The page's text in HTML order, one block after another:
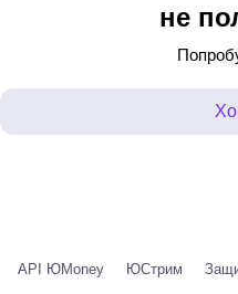
не
API ЮMoney ЮСтрим